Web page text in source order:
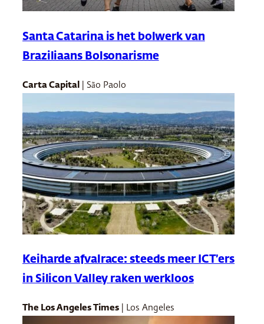
Santa Catarina is het bolwerk van
Braziliaans Bolsonarisme
Carta Capital | São Paolo
Keiharde afvalrace: steeds meer ICT’ers
in Silicon Valley raken werkloos
The Los Angeles Times | Los Angeles